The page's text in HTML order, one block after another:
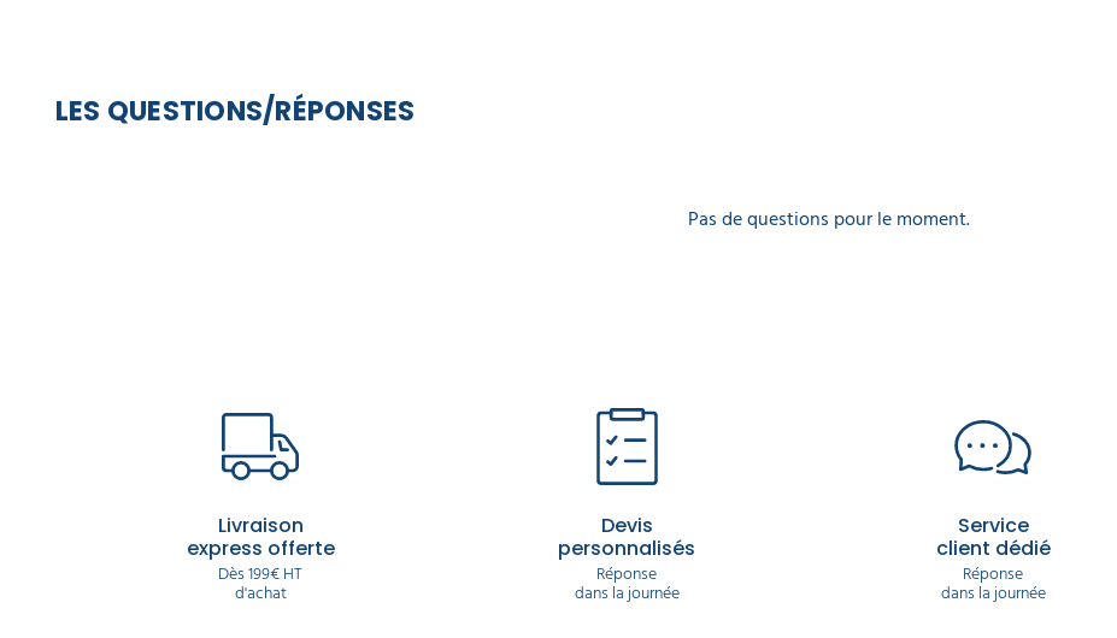
LES QUESTIONS/RÉPONSES
Pas de questions pour le moment.
Livraison
express offerte
Dès 199€ HT
d'achat
Devis
personnalisés
Réponse
dans la journée
Service
client dédié
Réponse
dans la journée